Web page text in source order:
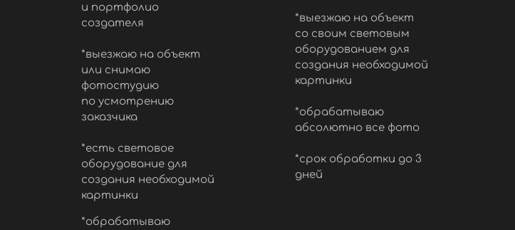
и портфолио
создателя
*выезжаю на объект
или снимаю
фотостудию
по усмотрению
заказчика
*есть световое
оборудование для
создания необходимой
картинки
*обрабатываю
*выезжаю на объект
со своим световым
оборудованием для
создания необходимой
картинки
*обрабатываю
абсолютно все фото
*срок обработки до 3
дней